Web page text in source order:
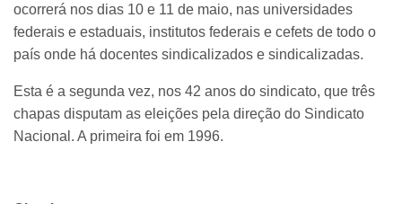
ocorrerá nos dias 10 e 11 de maio, nas universidades
federais e estaduais, institutos federais e cefets de todo o
país onde há docentes sindicalizados e sindicalizadas.
Esta é a segunda vez, nos 42 anos do sindicato, que três
chapas disputam as eleições pela direção do Sindicato
Nacional. A primeira foi em 1996.